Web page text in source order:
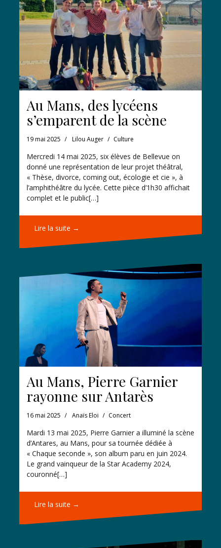
Au Mans, des lycéens
s’emparent de la scène
19 mai 2025 Lilou Auger Culture
Mercredi 14 mai 2025, six élèves de Bellevue on
donné une représentation de leur projet théâtral,
« Thèse, divorce, coming out, écologie et cie », à
l’amphithéâtre du lycée. Cette pièce d’1h30 affichait
complet et le public[…]
Lire la suite →
Au Mans, Pierre Garnier
rayonne sur Antarès
16 mai 2025 Anaïs Eloi Concert
Mardi 13 mai 2025, Pierre Garnier a illuminé la scène
d’Antares, au Mans, pour sa tournée dédiée à
« Chaque seconde », son album paru en juin 2024.
Le grand vainqueur de la Star Academy 2024,
couronné[…]
Lire la suite →